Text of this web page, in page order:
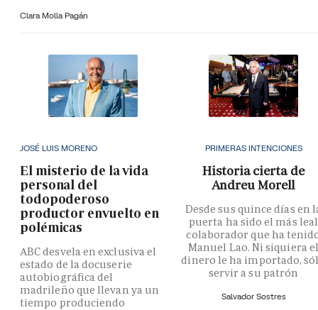
Clara Molla Pagán
JOSÉ LUIS MORENO
El misterio de la vida
personal del
todopoderoso
productor envuelto en
polémicas
ABC desvela en exclusiva el
estado de la docuserie
autobiográfica del
madrileño que llevan ya un
tiempo produciendo
PRIMERAS INTENCIONES
Historia cierta de
Andreu Morell
Desde sus quince días en
puerta ha sido el más leal
colaborador que ha
Manuel Lao. Ni siquiera
dinero le ha importado,
servir a su patrón
Salvador Sostres